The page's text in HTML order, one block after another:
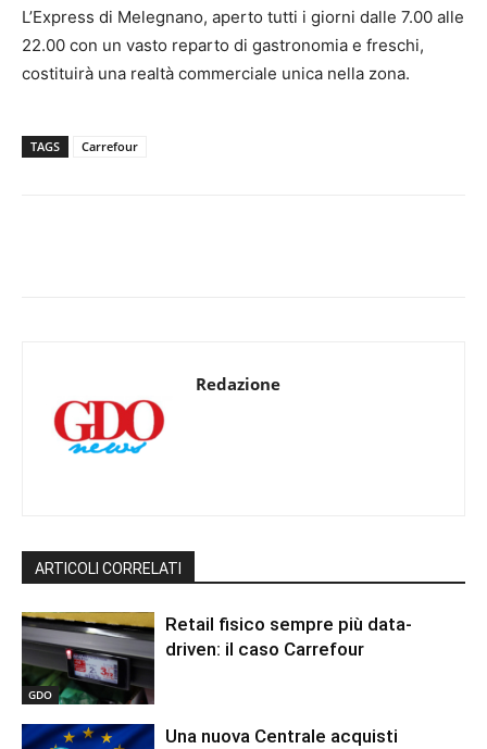
L’Express di Melegnano, aperto tutti i giorni dalle 7.00 alle
22.00 con un vasto reparto di gastronomia e freschi,
costituirà una realtà commerciale unica nella zona.
TAGS Carrefour
Redazione
ARTICOLI CORRELATI
GDO
Retail fisico sempre più data-
driven: il caso Carrefour
Una nuova Centrale acquisti